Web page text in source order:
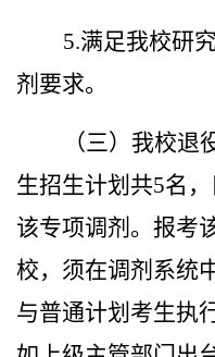
5.满足我校研
剂要求。
（三）我校
生招生计划共5名
该专项调剂。报考
校，须在调剂系统
与普通计划考生执